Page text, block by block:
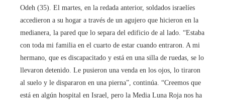
Odeh (35). El martes, en la redada anterior, soldados israelíes
accedieron a su hogar a través de un agujero que hicieron en la
medianera, la pared que lo separa del edificio de al lado. “Estaba
con toda mi familia en el cuarto de estar cuando entraron. A mi
hermano, que es discapacitado y está en una silla de ruedas, se lo
llevaron detenido. Le pusieron una venda en los ojos, lo tiraron
al suelo y le dispararon en una pierna”, continúa. “Creemos que
está en algún hospital en Israel, pero la Media Luna Roja nos ha